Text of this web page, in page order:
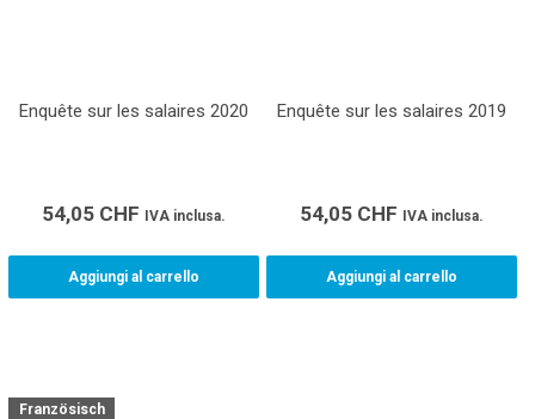
Enquête sur les salaires 2020
54,05 CHF IVA inclusa.
Aggiungi al carrello
Enquête sur les salaires 2019
54,05 CHF IVA inclusa.
Aggiungi al carrello
Französisch